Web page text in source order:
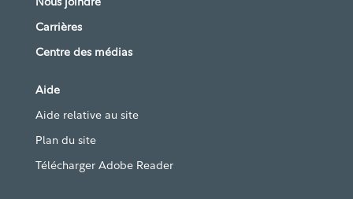
Carrières
Centre des médias
Aide
Aide relative au site
Plan du site
Télécharger Adobe Reader